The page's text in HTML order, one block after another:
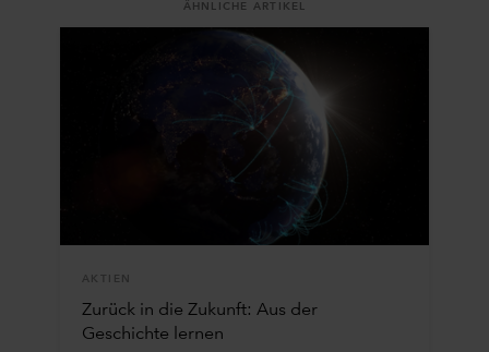
ÄHNLICHE ARTIKEL
AKTIEN
Zurück in die Zukunft: Aus der
Geschichte lernen